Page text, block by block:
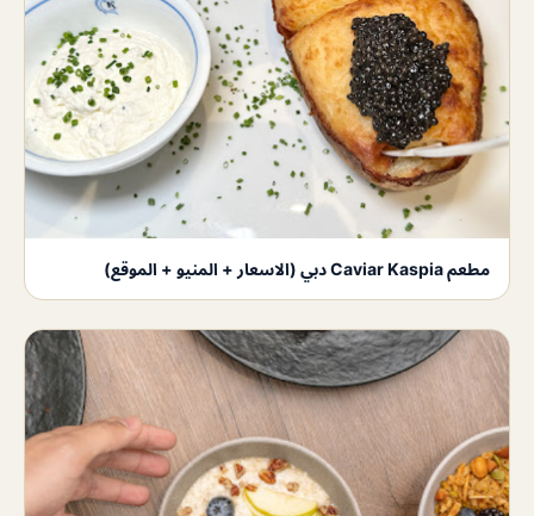
مطعم Caviar Kaspia دبي (الاسعار + المنيو + الموقع)